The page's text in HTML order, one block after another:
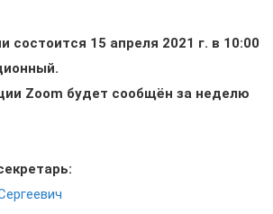
состоится 15 апреля 2021 г. в 10:00
Zoom будет сообщён за неделю